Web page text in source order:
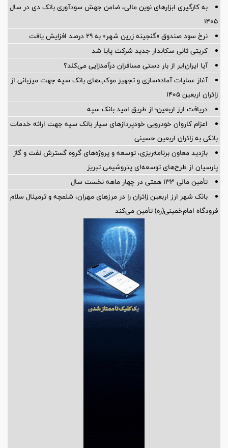
به کارگیری ابزارهای نوین مالی، ضامن جهش سودآوری بانک دی در سال
۱۴۰۵
نرخ سود صندوق «گنجینه زرین شهر» به ۲۹ درصد افزایش یافت
کریتی ثانی سکاندار جدید شرکت پایا شد
آیا ایران‌ایر از بار دستی مسافران درآمدزایی می‌کند؟
آغاز عملیات آماده‌سازی و تجهیز موکب‌های بانک سپه جهت میزبانی از
زائران اربعین ۱۴۰۵
دریافت ارز اربعین؛ از طریق امید بانک سپه
اعزام کاروان خودرویی خودپردازهای سیار بانک سپه جهت ارائه خدمات
بانکی به زائران اربعین حسینی
بازدید معاون برنامه‌ریزی، توسعه و پروژه‌های گروه گسترش نفت و گاز
پارسیان از طرح‌های توسعه‌ای پتروشیمی تبریز
تأمین مالی 133 همتی در چهار ماهه نخست سال
بانک شهر ارز اربعین زائران را در مرزهای مهران، شلمچه و ترمینال سلام
فرودگاه امام‌خمینی(ره) تأمین می‌کند